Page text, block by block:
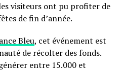
visiteurs ont pu profiter de
de fin d’année.
Bleu, cet événement est
de récolter des fonds.
entre 15.000 et